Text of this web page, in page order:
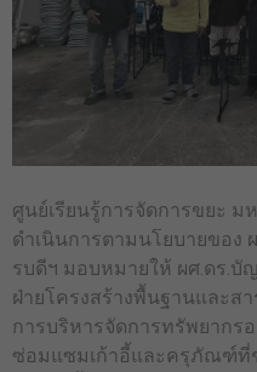
ศูนย์เรียนรู้การจัดการขยะ
ดำเนินการตามนโยบายของ
รบดีฯ มอบหมายให้ ผศ.ดร.บั
ฝ่ายโครงสร้างพื้นฐานและส
การบริหารจัดการทรัพยากร
ซ่อมแซมเก้าอี้และครุภัณฑ์ที่